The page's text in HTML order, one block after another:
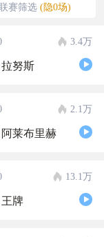
赛筛选 (隐0场)
3.4万
拉努斯
2.1万
阿莱布里赫
13.1万
王牌